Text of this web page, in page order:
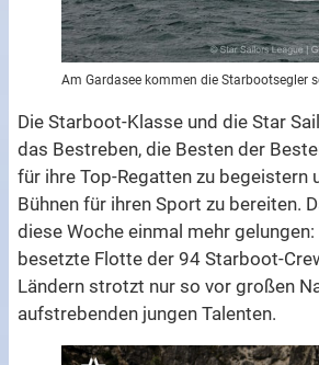
Am Gardasee kommen die Starbootsegler
Die Starboot-Klasse und die Star
das Bestreben, die Besten der
für ihre Top-Regatten zu begeistern
Bühnen für ihren Sport zu bereiten.
diese Woche einmal mehr
besetzte Flotte der 94 Starboot-
Ländern strotzt nur so vor großen
aufstrebenden jungen Talenten.